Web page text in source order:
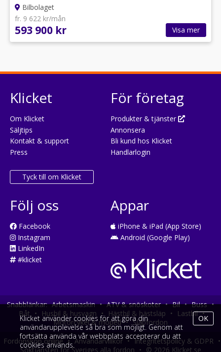
Bilbolaget
fr. 9 622 kr/mån
593 900 kr Visa mer
Klicket
Om Klicket
Säljtips
Kontakt & support
Press
Tyck till om Klicket
För företag
Produkter & tjänster
Annonsera
Bli kund hos Klicket
Handlarlogin
Följ oss
Facebook
Instagram
LinkedIn
#klicket
Appar
iPhone & iPad (App Store)
Android (Google Play)
Snabblänkar: Arbetsmaskin • ATV & snöskoter • Bil • Buss •
Båt • Husbil & husvagn • Hästbil & hästsläp • Lastbil •
Motorcykel & moped • Släpfordon
Fordonsköp online • Användarvillkor • Integritetspolicy & GDPR •
Söktjänsten för Sveriges alla fordon • © 2026 Klicket.se
Klicket använder cookies för att göra din
användarupplevelse så bra som möjligt. Genom att
fortsätta använda vår webbplats accepterar du att
cookies används.
OK